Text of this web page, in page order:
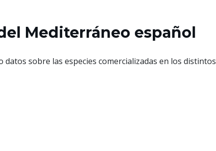
Mediterráneo español
datos sobre las especies comercializadas en los distintos